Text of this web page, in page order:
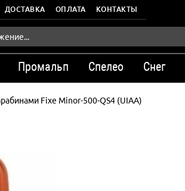
ДОСТАВКА ОПЛАТА КОНТАКТЫ
Промальп Спелео Снег
Fixe Minor-500-QS4 (UIAA)